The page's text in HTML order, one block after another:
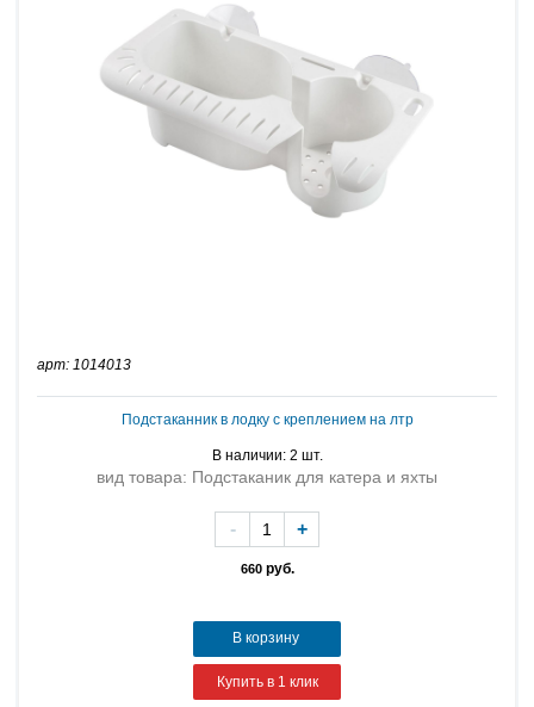
арт: 1014013
Подстаканник в лодку с креплением на лтр
В наличии: 2 шт.
вид товара: Подстаканик для катера и яхты
660руб.
- +
В корзину
Купить в 1 клик